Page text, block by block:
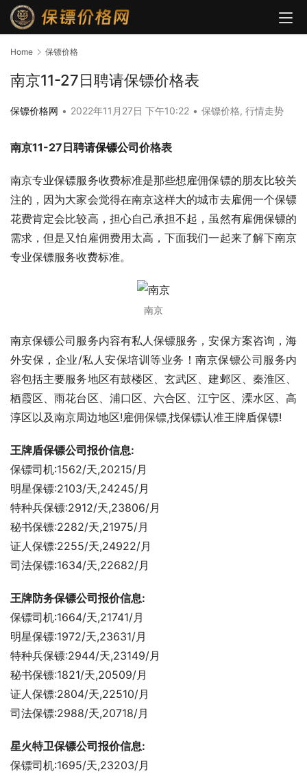
Home 保镖价格
南京11-27日聘请保镖价格表
保镖价格网 • 2022年11月27日 下午10:22 • 保镖价格, 行情走势
南京11-27日聘请保镖公司价格表
南京专业保镖服务收费标准是那些想雇佣保镖的朋友比较关
注的，因为大家会觉得在南京这样大的城市去雇佣一个保镖
花费肯定会比较高，担心自己承担不起，虽然有雇佣保镖的
需求，但是又怕雇佣费用太高，下面我们一起来了解下南京
专业保镖服务收费标准。
南京
南京保镖公司服务内容有私人保镖服务，安保方案咨询，海
外安保，企业/私人安保培训等业务！南京保镖公司服务内
容包括主要服务地区有鼓楼区、玄武区、建邺区、秦淮区、
栖霞区、雨花台区、浦口区、六合区、江宁区、溧水区、高
淳区以及南京周边地区!雇佣保镖,找保镖认准王牌盾保镖!
王牌盾保镖公司报价信息:
保镖司机:1562/天,20215/月
明星保镖:2103/天,24245/月
特种兵保镖:2912/天,23806/月
秘书保镖:2282/天,21975/月
证人保镖:2255/天,24922/月
司法保镖:1634/天,22682/月
王牌防务保镖公司报价信息:
保镖司机:1664/天,21741/月
明星保镖:1972/天,23631/月
特种兵保镖:2944/天,23149/月
秘书保镖:1821/天,20509/月
证人保镖:2804/天,22510/月
司法保镖:2988/天,20718/月
星火特卫保镖公司报价信息:
保镖司机:1695/天,23203/月